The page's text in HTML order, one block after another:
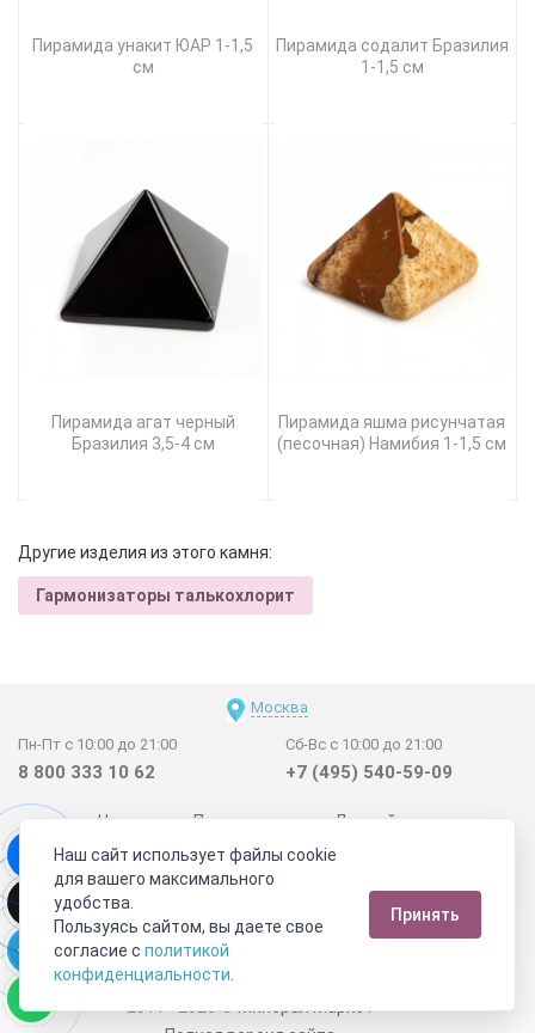
Пирамида унакит ЮАР 1-1,5
см
Пирамида содалит Бразилия
1-1,5 см
Пирамида агат черный
Бразилия 3,5-4 см
Пирамида яшма рисунчатая
(песочная) Намибия 1-1,5 см
Другие изделия из этого камня:
Гармонизаторы талькохлорит
Москва
Пн-Пт с 10:00 до 21:00
8 800 333 10 62
Сб-Вс с 10:00 до 21:00
+7 (495) 540-59-09
Новинки Поставщикам
Личный счет
Договор-оферта
О нас
Наши магазины
Отзывы покупателей
Сертификаты
Статьи
Обратная связь
Видео о камнях СОУТ
Телеграм
Max
2011 - 2026©Минерал Маркет
Наш сайт использует файлы cookie
для вашего максимального
удобства.
Пользуясь сайтом, вы даете свое
согласие с политикой
конфиденциальности
Принять